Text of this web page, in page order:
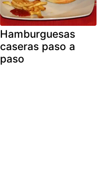
Hamburguesas
caseras paso a
paso